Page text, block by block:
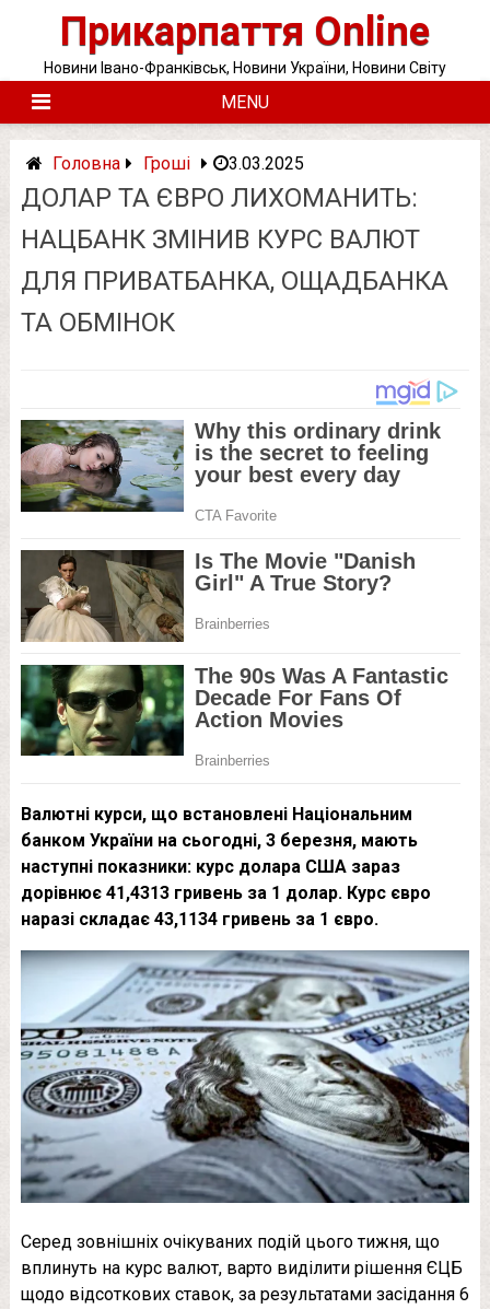
Прикарпаття Online
Новини Івано-Франківськ, Новини України, Новини Світу
MENU
Головна Гроші 3.03.2025
ДОЛАР ТА ЄВРО ЛИХОМАНИТЬ:
НАЦБАНК ЗМІНИВ КУРС ВАЛЮТ
ДЛЯ ПРИВАТБАНКА, ОЩАДБАНКА
ТА ОБМІНОК
Валютні курси, що встановлені Національним
банком України на сьогодні, 3 березня, мають
наступні показники: курс долара США зараз
дорівнює 41,4313 гривень за 1 долар. Курс євро
наразі складає 43,1134 гривень за 1 євро.
Серед зовнішніх очікуваних подій цього тижня, що
вплинуть на курс валют, варто виділити рішення ЄЦБ
щодо відсоткових ставок, за результатами засідання 6